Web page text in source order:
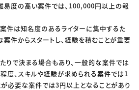
易度の高い案件では、100,000円以上の報
件は知名度のあるライターに集中するた
件からスタートし、経験を積むことが重要
りで決まる場合もあり、一般的な案件では
度、スキルや経験が求められる案件では1
必要な案件では3円以上となることがあり